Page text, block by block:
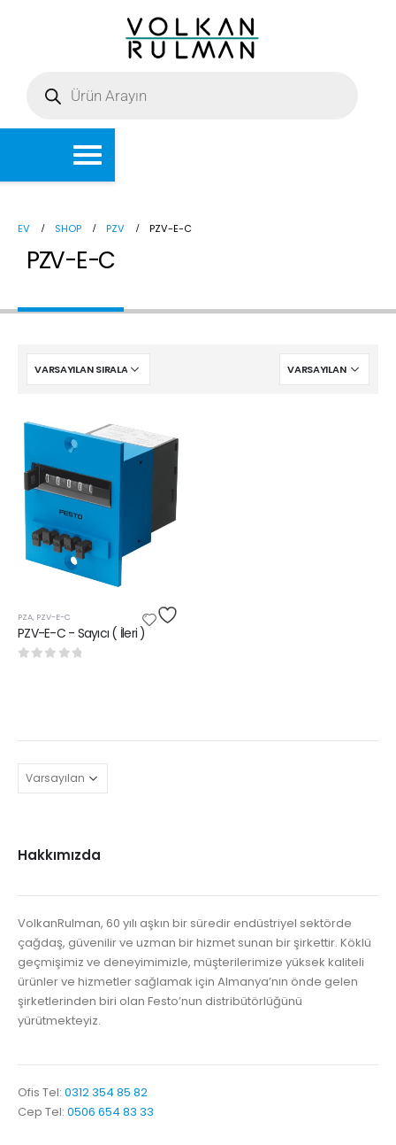
EV SHOP PZV PZV-E-C
PZV-E-C
PZA, PZV-E-C
PZV-E-C - Sayıcı ( İleri )
Hakkımızda
VolkanRulman, 60 yılı aşkın bir süredir endüstriyel sektörde
çağdaş, güvenilir ve uzman bir hizmet sunan bir şirkettir. Köklü
geçmişimiz ve deneyimimizle, müşterilerimize yüksek kaliteli
ürünler ve hizmetler sağlamak için Almanya’nın önde gelen
şirketlerinden biri olan Festo’nun distribütörlüğünü
yürütmekteyiz.
Ofis Tel: 0312 354 85 82
Cep Tel: 0506 654 83 33